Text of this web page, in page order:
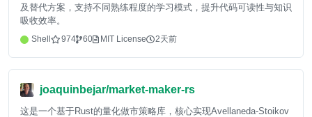
及替代方案，支持不同熟练程度的学习模式，提升代码可读性与知识
吸收效率。
Shell 974 60 MIT License 2天前
joaquinbejar/market-maker-rs
这是一个基于Rust的量化做市策略库，核心实现Avellaneda-Stoikov